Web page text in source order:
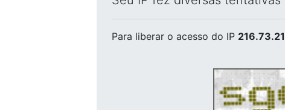
Para liberar o acesso do IP